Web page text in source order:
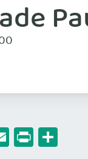
Email
Print